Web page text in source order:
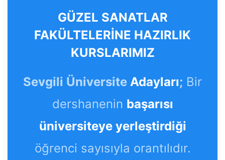
GÜZEL SANATLAR
FAKÜLTELERİNE HAZIRLIK
KURSLARIMIZ
Sevgili Üniversite Adayları; Bir
dershanenin başarısı
üniversiteye yerleştirdiği
öğrenci sayısıyla orantılıdır.